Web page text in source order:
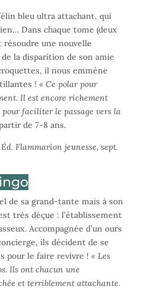
bleu ultra attachant, qui
Dans chaque tome (deux
résoudre une nouvelle
de la disparition de son amie
il nous emmène
! « Ce polar pour
Il est encore richement
faciliter le passage vers la
de 7-8 ans.
Flammarion jeunesse, sept.
de sa grand-tante mais à son
très déçue : l’établissement
Accompagnée d’un ours
ils décident de se
pour le faire revivre ! « Les
Ils ont chacun une
et terriblement attachante.